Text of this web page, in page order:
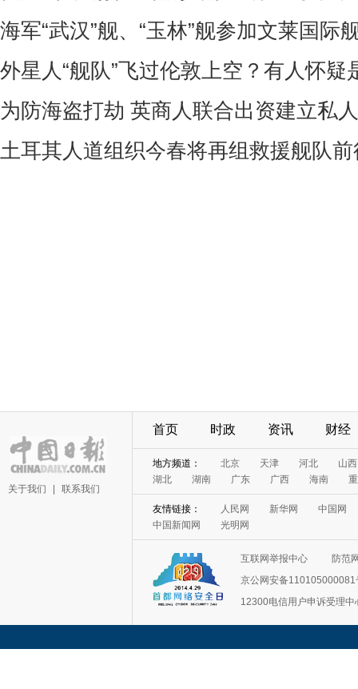
海军“武汉”舰、“玉林”舰参加文莱国际
外星人“舰队”飞过伦敦上空？有人怀疑
为防海盗打劫 英商人联合出资建立私
土耳其人道组织今春将再组救援舰队
关于我们 联系我们
首页 时政 资讯 财经
地方频道： 北京 天津 河北
山西
湖北
湖南 广东 广西 海南
友情链接： 人民网 新华网
中国网
中国新闻网
光明网
互联网举报中心
防范
京公网安备110105000081
12300电信用户申诉受理中